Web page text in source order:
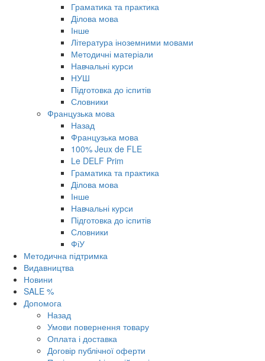
Граматика та практика
Ділова мова
Інше
Література іноземними мовами
Методичні матеріали
Навчальні курси
НУШ
Підготовка до іспитів
Словники
Французька мова
Назад
Французька мова
100% Jeux de FLE
Le DELF Prim
Граматика та практика
Ділова мова
Інше
Навчальні курси
Підготовка до іспитів
Словники
ФіУ
Методична підтримка
Видавництва
Новини
SALE %
Допомога
Назад
Умови повернення товару
Оплата і доставка
Договір публічної оферти